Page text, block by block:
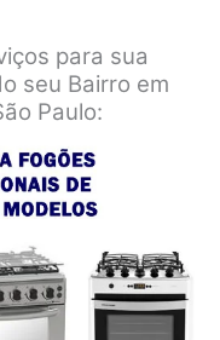
para sua
seu Bairro em
Paulo: